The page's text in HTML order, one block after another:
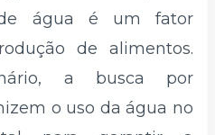
água é um fator
de alimentos.
a busca por
o uso da água no